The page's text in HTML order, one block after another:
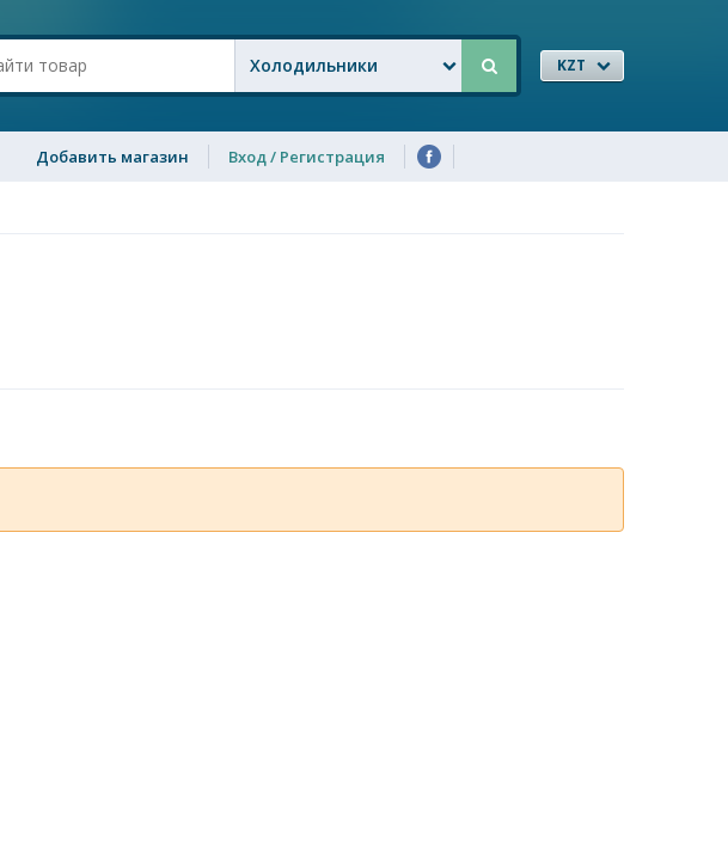
Холодильники KZT
Добавить магазин Вход / Регистрация